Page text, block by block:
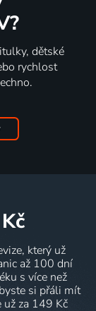
dětské
rychlost
který už
až 100 dní
s více než
si přáli mít
už za 149 Kč